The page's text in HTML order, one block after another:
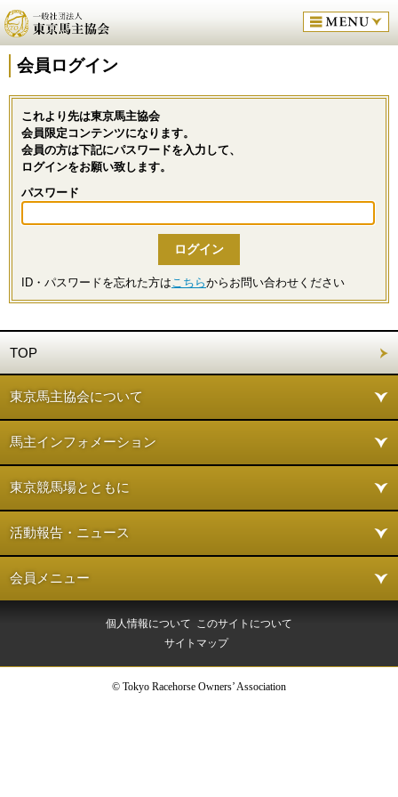
会員ログイン
これより先は東京馬主協会
会員限定コンテンツになります。
会員の方は下記にパスワードを入力して、
ログインをお願い致します。
パスワード
ID・パスワードを忘れた方はこちらからお問い合わせください
TOP
東京馬主協会について
馬主インフォメーション
東京競馬場とともに
活動報告・ニュース
会員メニュー
個人情報について このサイトについて
サイトマップ
© Tokyo Racehorse Owners’ Association